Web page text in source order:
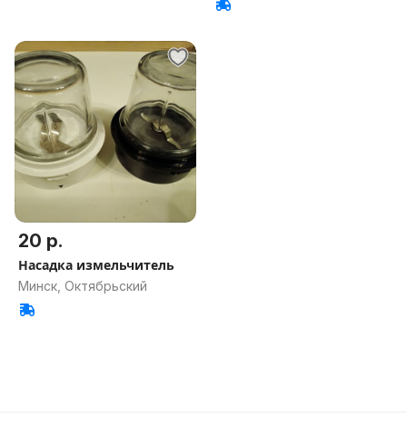
20 р.
Насадка измельчитель
Минск, Октябрьский